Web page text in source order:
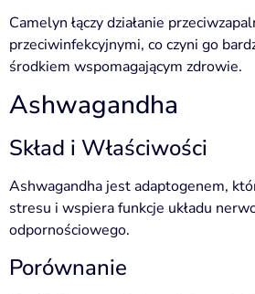
Camelyn łączy działanie
przeciwinfekcyjnymi, co czyni go
środkiem wspomagającym zdrowie.
Ashwagandha
Skład i Właściwości
Ashwagandha jest adaptogenem,
stresu i wspiera funkcje układu
odpornościowego.
Porównanie